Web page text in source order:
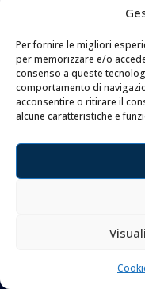
Per fornire le migliori
per memorizzare e/o
consenso a queste
comportamento di
acconsentire o ritirare il
alcune caratteristiche e
di
Via Giovanni
Telefono e